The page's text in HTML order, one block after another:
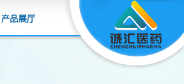
产品展厅